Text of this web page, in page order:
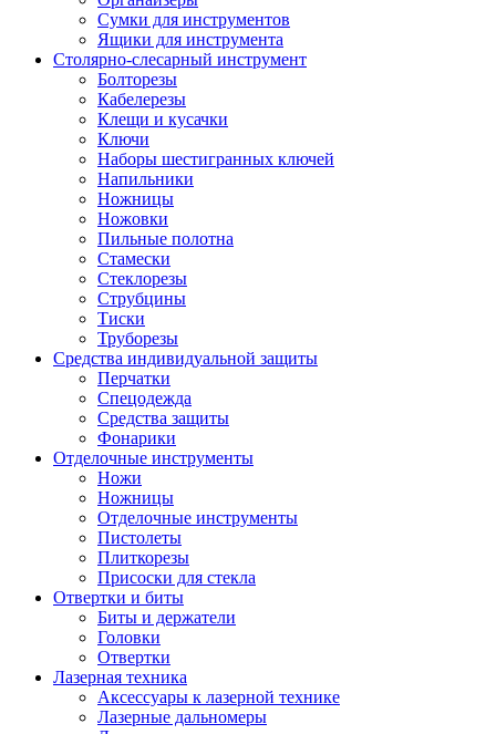
Сумки для инструментов
Ящики для инструмента
Столярно-слесарный инструмент
Болторезы
Кабелерезы
Клещи и кусачки
Ключи
Наборы шестигранных ключей
Напильники
Ножницы
Ножовки
Пильные полотна
Стамески
Стеклорезы
Струбцины
Тиски
Труборезы
Средства индивидуальной защиты
Перчатки
Спецодежда
Средства защиты
Фонарики
Отделочные инструменты
Ножи
Ножницы
Отделочные инструменты
Пистолеты
Плиткорезы
Присоски для стекла
Отвертки и биты
Биты и держатели
Головки
Отвертки
Лазерная техника
Аксессуары к лазерной технике
Лазерные дальномеры